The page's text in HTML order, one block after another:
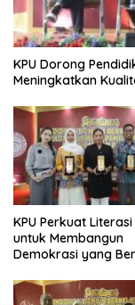
KPU Dorong
Meningkatkan
KPU Perkuat Literasi
untuk Membangun
Demokrasi yang